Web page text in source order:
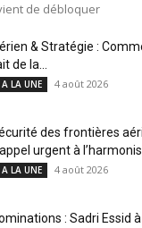
de débloquer
& Stratégie :
de la...
A LA UNE 4 août 2026
des frontières
urgent à
A LA UNE 4 août 2026
: Sadri Essid